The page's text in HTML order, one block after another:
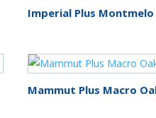
Imperial Plus Montmelo
Mammut Plus Macro